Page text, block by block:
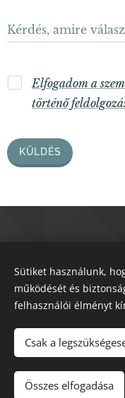
Kérdés, amire
Elfogadom a
történő
KÜLDÉS
© Hajnal
Sütiket használunk,
működését és
felhasználói élményt
Csak a
Összes elfogadása